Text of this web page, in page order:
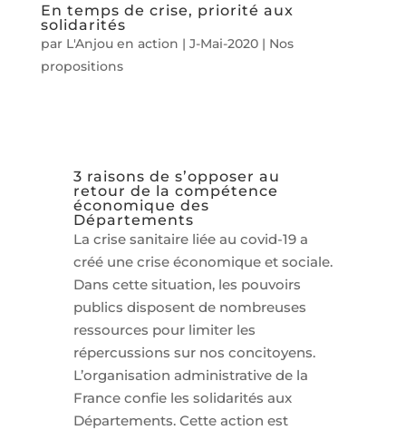
En temps de crise, priorité aux
solidarités
par L'Anjou en action | J-Mai-2020| Nos
propositions
3 raisons de s’opposer au
retour de la compétence
économique des
Départements
La crise sanitaire liée au covid-19 a
créé une crise économique et sociale.
Dans cette situation, les pouvoirs
publics disposent de nombreuses
ressources pour limiter les
répercussions sur nos concitoyens.
L’organisation administrative de la
France confie les solidarités aux
Départements. Cette action est